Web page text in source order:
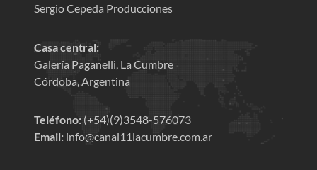
Sergio Cepeda Producciones
Casa central:
Galería Paganelli, La Cumbre
Córdoba, Argentina
Teléfono: (+54)(9)3548-576073
Email: info@canal11lacumbre.com.ar